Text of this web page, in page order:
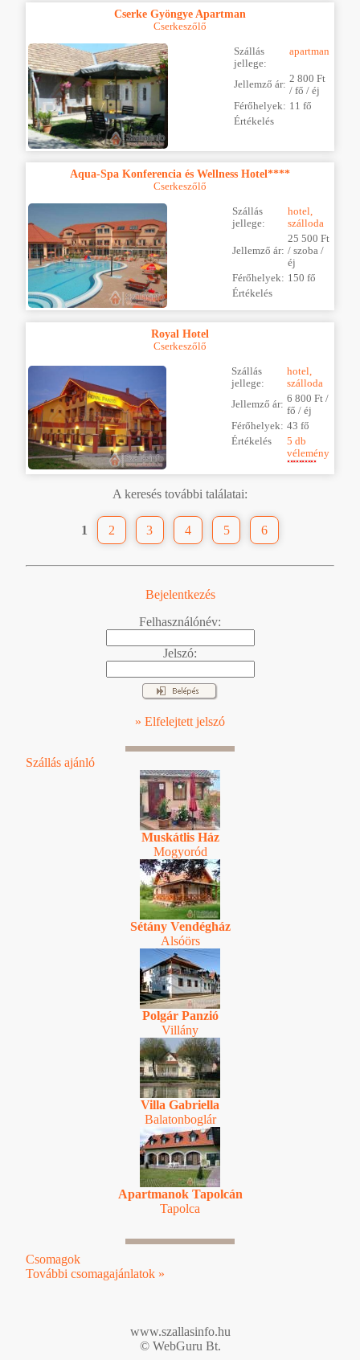
Cserke Gyöngye Apartman
Cserkeszőlő
Szállás
jellege:
apartman
Jellemző ár: 2 800 Ft
/ fő / éj
Férőhelyek: 11 fő
Értékelés
Aqua-Spa Konferencia és Wellness Hotel****
Cserkeszőlő
Szállás
jellege:
hotel,
szálloda
Jellemző ár:
25 500 Ft
/ szoba /
éj
Férőhelyek: 150 fő
Értékelés
Royal Hotel
Cserkeszőlő
Szállás
jellege:
hotel,
szálloda
Jellemző ár: 6 800 Ft /
fő / éj
Férőhelyek: 43 fő
Értékelés
5 db
vélemény
A keresés további találatai:
1 2 3 4 5 6
Bejelentkezés
Felhasználónév:
Jelszó:
» Elfelejtett jelszó
Szállás ajánló
Muskátlis Ház
Mogyoród
Sétány Vendégház
Alsóörs
Polgár Panzió
Villány
Villa Gabriella
Balatonboglár
Apartmanok Tapolcán
Tapolca
Csomagok
További csomagajánlatok »
www.szallasinfo.hu
© WebGuru Bt.